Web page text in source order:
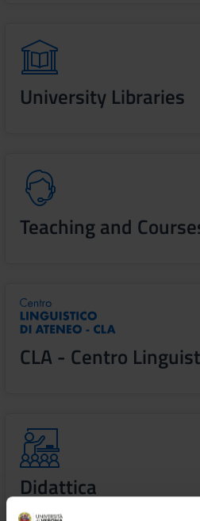
University Libraries
Teaching and
CLA - Centro
Didattica